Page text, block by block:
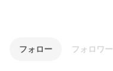
フォロー フォロワー